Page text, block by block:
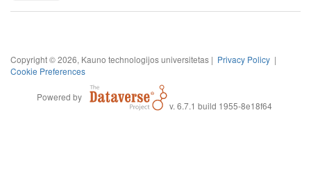
Copyright © 2026, Kauno technologijos universitetas | Privacy Policy |
Cookie Preferences
Powered by
v. 6.7.1 build 1955-8e18f64